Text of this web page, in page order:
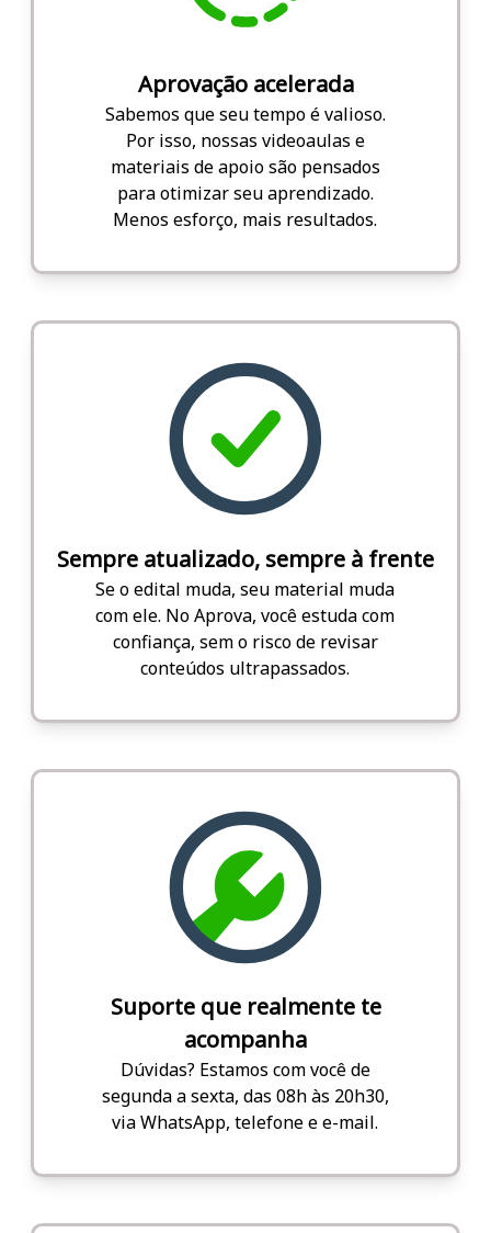
Aprovação acelerada
Sabemos que seu tempo é valioso.
Por isso, nossas videoaulas e
materiais de apoio são pensados
para otimizar seu aprendizado.
Menos esforço, mais resultados.
Sempre atualizado, sempre à frente
Se o edital muda, seu material muda
com ele. No Aprova, você estuda com
confiança, sem o risco de revisar
conteúdos ultrapassados.
Suporte que realmente te
acompanha
Dúvidas? Estamos com você de
segunda a sexta, das 08h às 20h30,
via WhatsApp, telefone e e-mail.